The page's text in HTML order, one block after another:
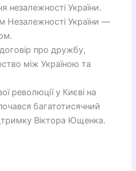
незалежності України.
Незалежності України —
про дружбу,
між Україною та
революції у Києві на
багатотисячний
Віктора Ющенка.